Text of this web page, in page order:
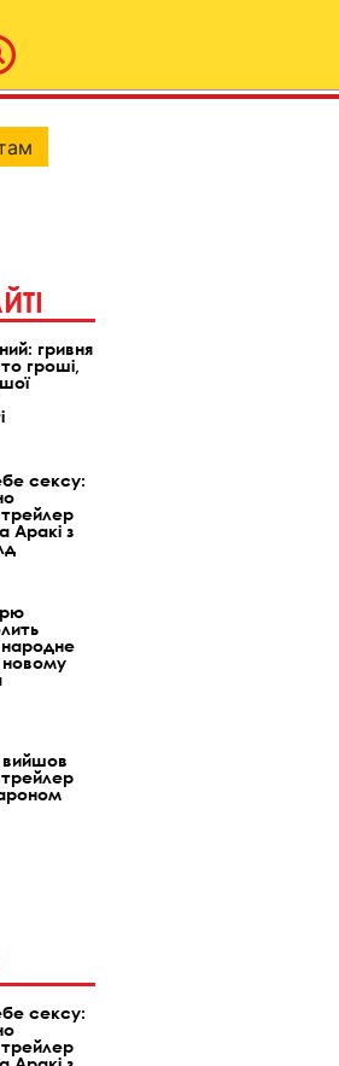
гривня
гроші,
сексу:
трейлер
Аракі з
новому
вийшов
трейлер
сексу:
трейлер